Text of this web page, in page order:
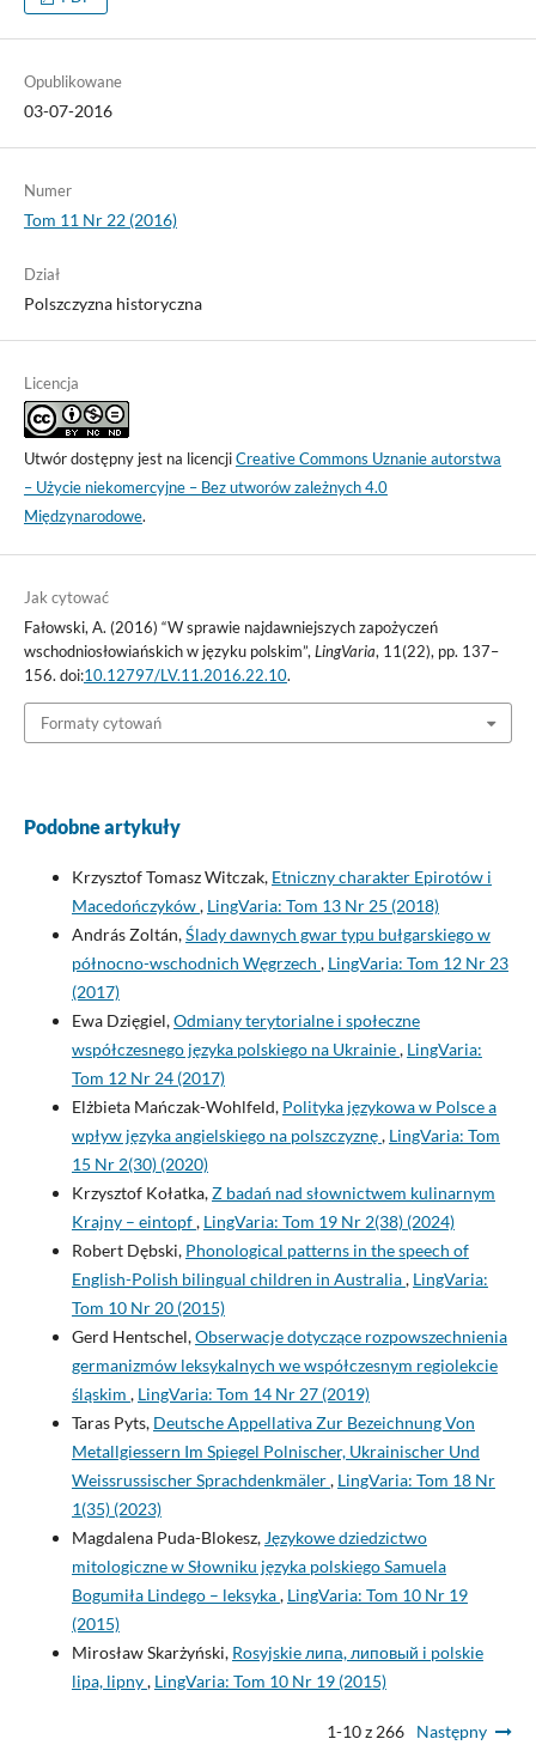
Opublikowane
03-07-2016
Numer
Tom 11 Nr 22 (2016)
Dział
Polszczyzna historyczna
Licencja
Utwór dostępny jest na licencjiCreative Commons Uznanie autorstwa
– Użycie niekomercyjne – Bez utworów zależnych 4.0
Międzynarodowe.
Jak cytować
Fałowski, A. (2016) “W sprawie najdawniejszych zapożyczeń
wschodniosłowiańskich w języku polskim”, LingVaria, 11(22), pp. 137–
156. doi:10.12797/LV.11.2016.22.10.
Formaty cytowań
Podobne artykuły
Krzysztof Tomasz Witczak, Etniczny charakter Epirotów i
Macedończyków, LingVaria: Tom 13 Nr 25 (2018)
András Zoltán,Ślady dawnych gwar typu bułgarskiego w
północno-wschodnich Węgrzech , LingVaria: Tom 12 Nr 23
(2017)
Ewa Dzięgiel,Odmiany terytorialne i społeczne
współczesnego języka polskiego na Ukrainie, LingVaria:
Tom 12 Nr 24 (2017)
Elżbieta Mańczak-Wohlfeld, Polityka językowa w Polsce a
wpływ języka angielskiego na polszczyznę, LingVaria: Tom
15 Nr 2(30) (2020)
Krzysztof Kołatka,Z badań nad słownictwem kulinarnym
Krajny – eintopf, LingVaria: Tom 19 Nr 2(38) (2024)
Robert Dębski, Phonological patterns in the speech of
English-Polish bilingual children in Australia, LingVaria:
Tom 10 Nr 20 (2015)
Gerd Hentschel,Obserwacje dotyczące rozpowszechnienia
germanizmów leksykalnych we współczesnym regiolekcie
śląskim , LingVaria: Tom 14 Nr 27 (2019)
Taras Pyts, Deutsche Appellativa Zur Bezeichnung Von
Metallgiessern Im Spiegel Polnischer, Ukrainischer Und
Weissrussischer Sprachdenkmäler, LingVaria: Tom 18 Nr
1(35) (2023)
Magdalena Puda-Blokesz,Językowe dziedzictwo
mitologiczne w Słowniku języka polskiego Samuela
Bogumiła Lindego – leksyka, LingVaria: Tom 10 Nr 19
(2015)
Mirosław Skarżyński, Rosyjskie липа, липовый i polskie
lipa, lipny, LingVaria: Tom 10 Nr 19 (2015)
1-10 z 266 Następny